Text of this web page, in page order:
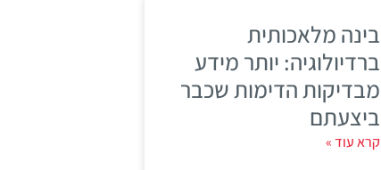
בינה מלאכותית
ברדיולוגיה: יותר מידע
מבדיקות הדימות שכבר
ביצעתם
קרא עוד »